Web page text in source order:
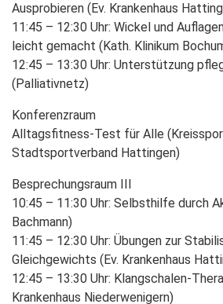
Ausprobieren (Ev. Krankenhaus
11:45 – 12:30 Uhr: Wickel und
leicht gemacht (Kath. Klinikum
12:45 – 13:30 Uhr: Unterstützung
(Palliativnetz)
Konferenzraum
Alltagsfitness-Test für Alle
Stadtsportverband Hattingen)
Besprechungsraum III
10:45 – 11:30 Uhr: Selbsthilfe durch
Bachmann)
11:45 – 12:30 Uhr: Übungen zur
Gleichgewichts (Ev. Krankenhaus
12:45 – 13:30 Uhr: Klangschalen-
Krankenhaus Niederwenigern)